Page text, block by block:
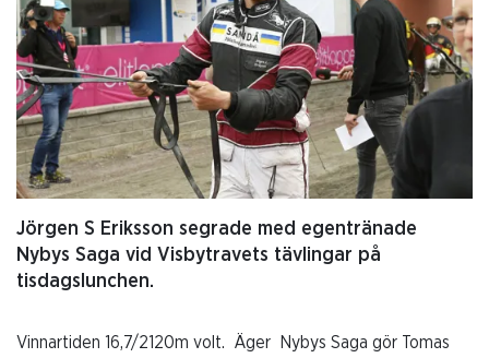
Jörgen S Eriksson segrade med egentränade
Nybys Saga vid Visbytravets tävlingar på
tisdagslunchen.
Vinnartiden 16,7/2120m volt. Äger Nybys Saga gör Tomas